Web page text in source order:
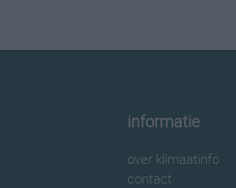
informatie
over klimaatinfo
contact